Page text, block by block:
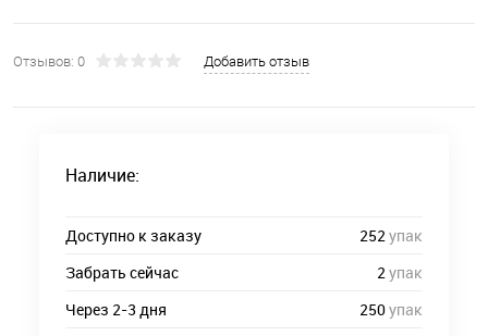
Отзывов: 0 Добавить отзыв
Наличие:
Доступно к заказу 252упак
Забрать сейчас
2упак
Через 2-3 дня
250упак